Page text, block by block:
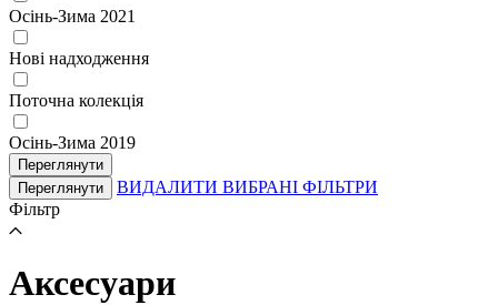
Осінь-Зима 2021
Нові надходження
Поточна колекція
Осінь-Зима 2019
Переглянути
Переглянути
ВИДАЛИТИ ВИБРАНІ ФІЛЬТРИ
Фільтр
Аксеcуари